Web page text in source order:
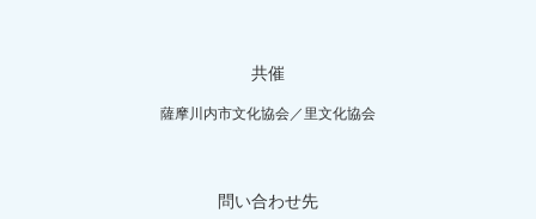
共催
薩摩川内市文化協会／里文化協会
問い合わせ先